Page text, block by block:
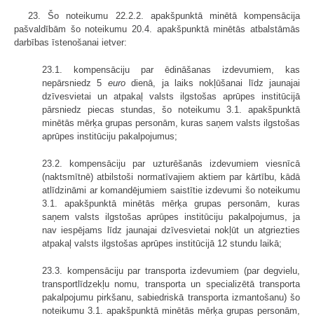
23. Šo noteikumu 22.2.2. apakšpunktā minētā kompensācija
pašvaldībām šo noteikumu 20.4. apakšpunktā minētās atbalstāmās
darbības īstenošanai ietver:
23.1. kompensāciju par ēdināšanas izdevumiem, kas
nepārsniedz 5 eurodienā, ja laiks nokļūšanai līdz jaunajai
dzīvesvietai un atpakaļ valsts ilgstošas aprūpes institūcijā
pārsniedz piecas stundas, šo noteikumu 3.1. apakšpunktā
minētās mērķa grupas personām, kuras saņem valsts ilgstošas
aprūpes institūciju pakalpojumus;
23.2. kompensāciju par uzturēšanās izdevumiem viesnīcā
(naktsmītnē) atbilstoši normatīvajiem aktiem par kārtību, kādā
atlīdzināmi ar komandējumiem saistītie izdevumi šo noteikumu
3.1. apakšpunktā minētās mērķa grupas personām, kuras
saņem valsts ilgstošas aprūpes institūciju pakalpojumus, ja
nav iespējams līdz jaunajai dzīvesvietai nokļūt un atgriezties
atpakaļ valsts ilgstošas aprūpes institūcijā 12 stundu laikā;
23.3. kompensāciju par transporta izdevumiem (par degvielu,
transportlīdzekļu nomu, transporta un specializētā transporta
pakalpojumu pirkšanu, sabiedriskā transporta izmantošanu) šo
noteikumu 3.1. apakšpunktā minētās mērķa grupas personām,